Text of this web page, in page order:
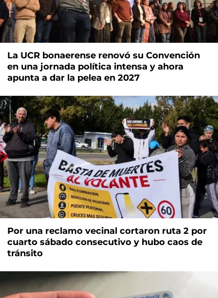
La UCR bonaerense renovó su Convención
en una jornada política intensa y ahora
apunta a dar la pelea en 2027
Por una reclamo vecinal cortaron ruta 2 por
cuarto sábado consecutivo y hubo caos de
tránsito